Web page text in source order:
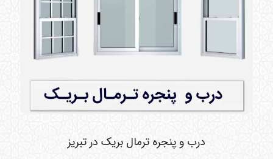
درب و پنجره ترمال بریک در تبریز